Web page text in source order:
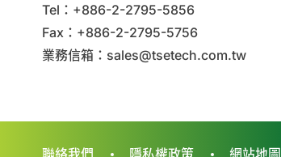
Tel：+886-2-2795-5856
Fax：+886-2-2795-5756
業務信箱： sales@tsetech.com.tw
聯絡我們 隱私權政策 網站地圖